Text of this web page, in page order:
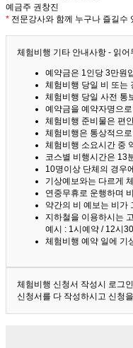
예금주 권창진
* 전문강사와 함께 누구나 즐길수
체험비행 기타 안내사항 - 읽
예약금은 1인당 3만원
체험비행 당일 비 또는
체험비행 당일 사전 통
예약금을 예약자명으
체험비행 준비물은 편
체험비행은 통상적으
체험비행 소요시간 중
코스별 비행시간은 13
10명이상 단체의 경우
기상예보와는 다르게
연중무휴로 운행하며
약간의 비 예보는 비가
지하철을 이용하시는
예시 : 1시예약 / 12시
체험비행 예약 일에 기
체험비행 신청서 작성시 로그
신청서를 다 작성하시고 신청